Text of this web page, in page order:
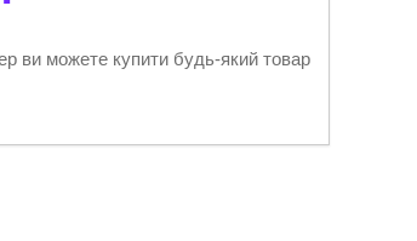
ви можете купити будь-який товар